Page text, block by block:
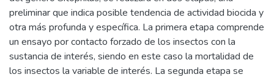
preliminar que indica posible tendencia de actividad biocida y
otra más profunda y específica. La primera etapa comprende
un ensayo por contacto forzado de los insectos con la
sustancia de interés, siendo en este caso la mortalidad de
los insectos la variable de interés. La segunda etapa se